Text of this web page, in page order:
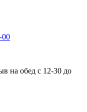
00
на обед с 12-30 до